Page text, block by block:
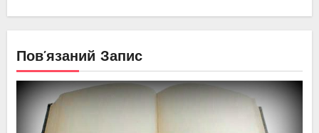
Пов’язаний Запис